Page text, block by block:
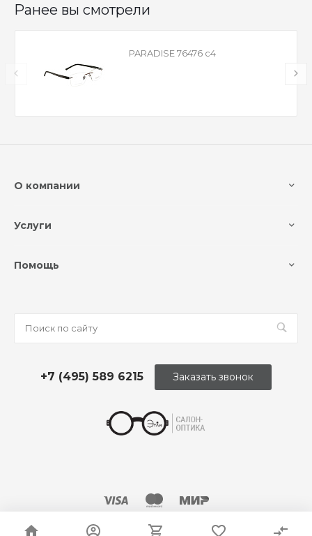
Ранее вы смотрели
PARADISE 76476 с4
О компании
Услуги
Помощь
+7 (495) 589 6215 Заказать звонок